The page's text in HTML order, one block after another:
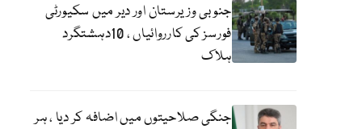
جنوبی وزیرستان اور دیر میں سکیورٹی
فورسز کی کارروائیاں ، 10دہشتگرد
ہلاک
جنگی صلاحیتوں میں اضافہ کر دیا ، ہر